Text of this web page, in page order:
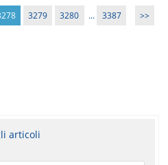
3279 3280 ... 3387 >>
articoli